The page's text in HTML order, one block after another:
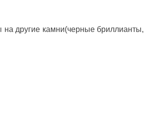
другие камни(черные бриллианты,